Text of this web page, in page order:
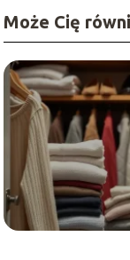
Może Cię